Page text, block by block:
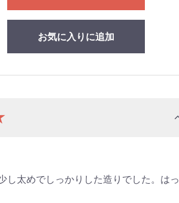
お気に入りに追加
し太めでしっかりした造りでした。はっ